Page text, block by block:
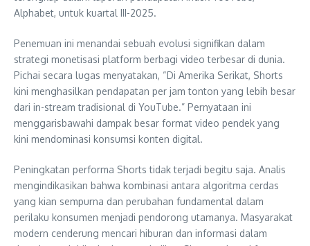
Alphabet, untuk kuartal III-2025.
Penemuan ini menandai sebuah evolusi signifikan dalam
strategi monetisasi platform berbagi video terbesar di dunia.
Pichai secara lugas menyatakan,
Di Amerika Serikat, Shorts
kini menghasilkan pendapatan per jam tonton yang lebih besar
dari in-stream tradisional di YouTube. Pernyataan ini
menggarisbawahi dampak besar format video pendek yang
kini mendominasi konsumsi konten digital.
Peningkatan performa Shorts tidak terjadi begitu saja. Analis
mengindikasikan bahwa kombinasi antara algoritma cerdas
yang kian sempurna dan perubahan fundamental dalam
perilaku konsumen menjadi pendorong utamanya. Masyarakat
modern cenderung mencari hiburan dan informasi dalam